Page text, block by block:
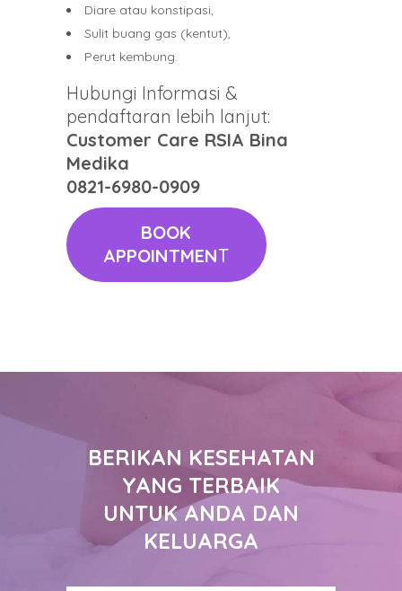
Diare atau konstipasi,
Sulit buang gas (kentut),
Perut kembung.
Hubungi Informasi &
pendaftaran lebih lanjut:
Customer Care RSIA Bina
Medika
0821-6980-0909
BOOK
APPOINTMENT
BERIKAN KESEHATAN
YANG TERBAIK
UNTUK ANDA DAN
KELUARGA